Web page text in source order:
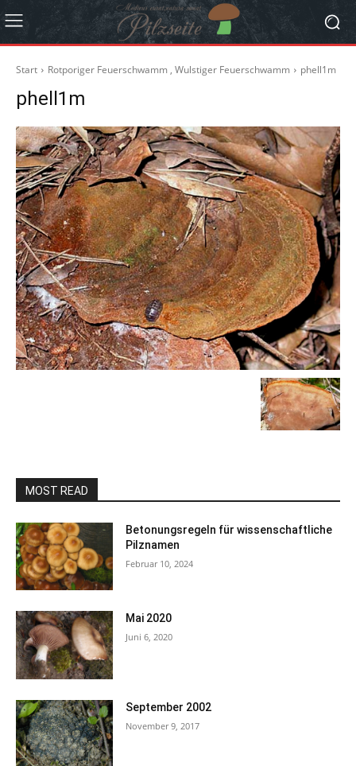
Start Rotporiger Feuerschwamm , Wulstiger Feuerschwamm phell1m
phell1m
MOST READ
Betonungsregeln für wissenschaftliche
Pilznamen
Februar 10, 2024
Mai 2020
Juni 6, 2020
September 2002
November 9, 2017